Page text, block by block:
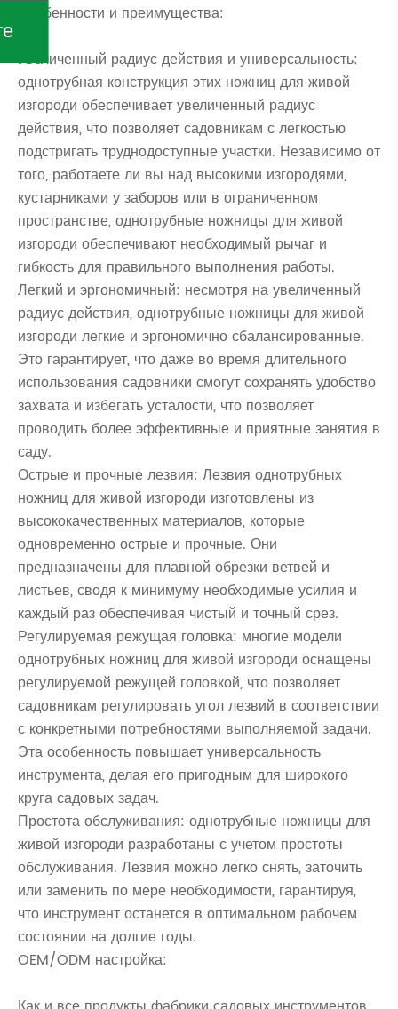
Особенности и преимущества:
Увеличенный радиус действия и универсальность:
однотрубная конструкция этих ножниц для живой
изгороди обеспечивает увеличенный радиус
действия, что позволяет садовникам с легкостью
подстригать труднодоступные участки. Независимо от
того, работаете ли вы над высокими изгородями,
кустарниками у заборов или в ограниченном
пространстве, однотрубные ножницы для живой
изгороди обеспечивают необходимый рычаг и
гибкость для правильного выполнения работы.
Легкий и эргономичный: несмотря на увеличенный
радиус действия, однотрубные ножницы для живой
изгороди легкие и эргономично сбалансированные.
Это гарантирует, что даже во время длительного
использования садовники смогут сохранять удобство
захвата и избегать усталости, что позволяет
проводить более эффективные и приятные занятия в
саду.
Острые и прочные лезвия: Лезвия однотрубных
ножниц для живой изгороди изготовлены из
высококачественных материалов, которые
одновременно острые и прочные. Они
предназначены для плавной обрезки ветвей и
листьев, сводя к минимуму необходимые усилия и
каждый раз обеспечивая чистый и точный срез.
Регулируемая режущая головка: многие модели
однотрубных ножниц для живой изгороди оснащены
регулируемой режущей головкой, что позволяет
садовникам регулировать угол лезвий в соответствии
с конкретными потребностями выполняемой задачи.
Эта особенность повышает универсальность
инструмента, делая его пригодным для широкого
круга садовых задач.
Простота обслуживания: однотрубные ножницы для
живой изгороди разработаны с учетом простоты
обслуживания. Лезвия можно легко снять, заточить
или заменить по мере необходимости, гарантируя,
что инструмент останется в оптимальном рабочем
состоянии на долгие годы.
OEM/ODM настройка: